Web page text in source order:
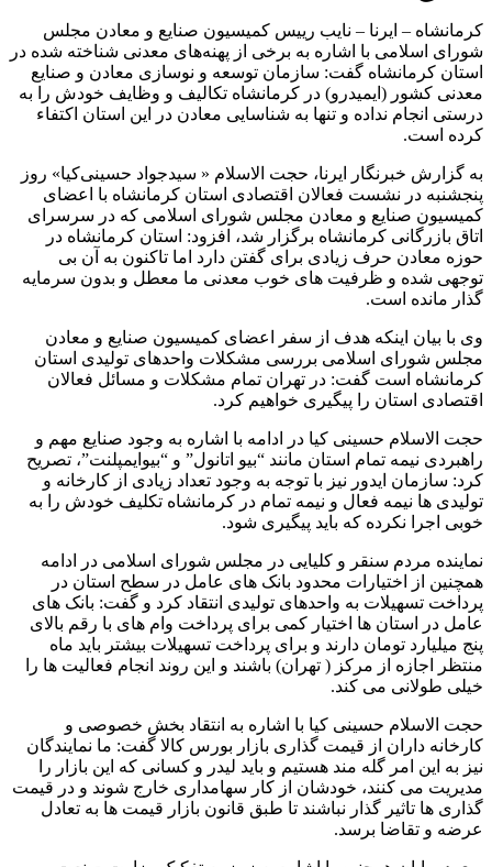
کرمانشاه – ایرنا – نایب رییس کمیسیون صنایع و معادن مجلس
شورای اسلامی با اشاره به برخی از پهنه‌های معدنی شناخته شده در
استان کرمانشاه گفت: سازمان توسعه و نوسازی معادن و صنایع
معدنی کشور (ایمیدرو) در کرمانشاه تکالیف و وظایف خودش را به
درستی انجام نداده و تنها به شناسایی معادن در این استان اکتفاء
کرده است.
به گزارش خبرنگار ایرنا، حجت الاسلام « سیدجواد حسینی‌کیا» روز
پنجشنبه در نشست فعالان اقتصادی استان کرمانشاه با اعضای
کمیسیون صنایع و معادن مجلس شورای اسلامی که در سرسرای
اتاق بازرگانی کرمانشاه برگزار شد، افزود: استان کرمانشاه در
حوزه معادن حرف زیادی برای گفتن دارد اما تاکنون به آن بی
توجهی شده و ظرفیت های خوب معدنی ما معطل و بدون سرمایه
گذار مانده است.
وی با بیان اینکه هدف از سفر اعضای کمیسیون صنایع و معادن
مجلس شورای اسلامی بررسی مشکلات واحدهای تولیدی استان
کرمانشاه است گفت: در تهران تمام مشکلات و مسائل فعالان
اقتصادی استان را پیگیری خواهیم کرد.
حجت الاسلام حسینی کیا در ادامه با اشاره به وجود صنایع مهم و
راهبردی نیمه تمام استان مانند “بیو اتانول” و “بیوایمپلنت”، تصریح
کرد: سازمان ایدور نیز با توجه به وجود تعداد زیادی از کارخانه و
تولیدی ها نیمه فعال و نیمه تمام در کرمانشاه تکلیف خودش را به
خوبی اجرا نکرده که باید پیگیری شود.
نماینده مردم سنقر و کلیایی در مجلس شورای اسلامی در ادامه
همچنین از اختیارات محدود بانک های عامل در سطح استان در
پرداخت تسهیلات به واحدهای تولیدی انتقاد کرد و گفت: بانک های
عامل در استان ها اختیار کمی برای پرداخت وام های با رقم بالای
پنج میلیارد تومان دارند و برای پرداخت تسهیلات بیشتر باید ماه
منتظر اجازه از مرکز ( تهران) باشند و این روند انجام فعالیت ها را
خیلی طولانی می کند.
حجت الاسلام حسینی کیا با اشاره به انتقاد بخش خصوصی و
کارخانه داران از قیمت گذاری بازار بورس کالا گفت: ما نمایندگان
نیز به این امر گله مند هستیم و باید لیدر و کسانی که این بازار را
مدیریت می کنند، خودشان از کار سهامداری خارج شوند و در قیمت
گذاری ها تاثیر گذار نباشند تا طبق قانون بازار قیمت ها به تعادل
عرضه و تقاضا برسد.